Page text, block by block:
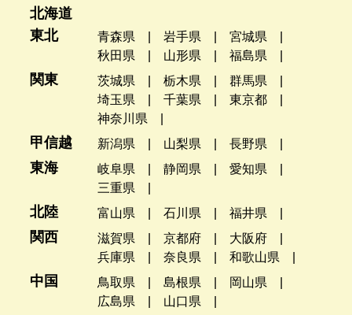
北海道
東北
青森県 岩手県
宮城県
秋田県
山形県 福島県
関東 茨城県 栃木県
群馬県
埼玉県
千葉県
東京都
神奈川県
甲信越 新潟県 山梨県 長野県
東海 岐阜県 静岡県
愛知県
三重県
北陸 富山県 石川県 福井県
関西 滋賀県 京都府
大阪府
兵庫県
奈良県 和歌山県
中国 鳥取県 島根県
岡山県
広島県
山口県